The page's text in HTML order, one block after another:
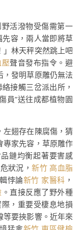
活潑物受傷需第一
先容，兩人當即將草
」林天秤突然跳上吧
聲音發布指令。避
，發明草原雕仍無法
接觸三岔派出所，
員”送往成都植物園
左翅存在陳腐傷，猜
專家先容，草原雕作
鏈均衡起著要害感
狀況，新竹 高血脂
悖論新竹 家醫科 ，
。直接反應了野外種
，重要受棲息地損
要挾影響。近年來